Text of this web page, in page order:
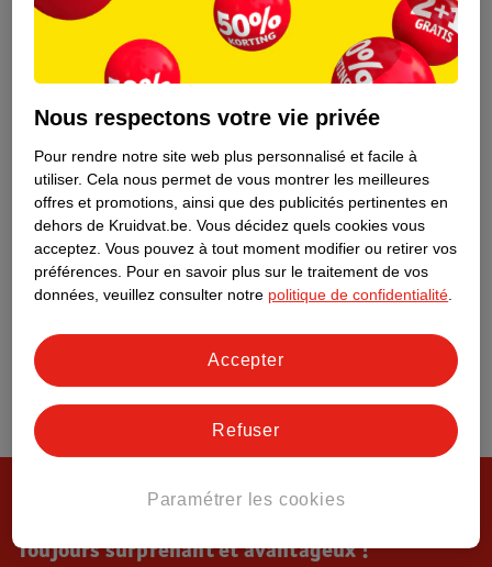
Toujours surprenant et avantageux !
Nous respectons votre vie privée
Pour rendre notre site web plus personnalisé et facile à
utiliser. Cela nous permet de vous montrer les meilleures
offres et promotions, ainsi que des publicités pertinentes en
dehors de Kruidvat.be. Vous décidez quels cookies vous
acceptez. Vous pouvez à tout moment modifier ou retirer vos
préférences. Pour en savoir plus sur le traitement de vos
données, veuillez consulter notre politique de confidentialité
Paramétrer les cookies
Refuser
Accepter